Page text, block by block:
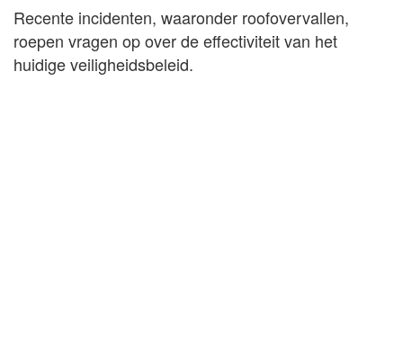
Recente incidenten, waaronder roofovervallen,
roepen vragen op over de effectiviteit van het
huidige veiligheidsbeleid.